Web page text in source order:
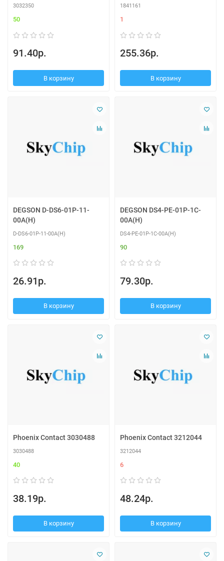
3032350
50
91.40р.
В корзину
1841161
1
255.36р.
В корзину
DEGSON D-DS6-01P-11-
00A(H)
D-DS6-01P-11-00A(H)
169
26.91р.
В корзину
DEGSON DS4-PE-01P-1C-
00A(H)
DS4-PE-01P-1C-00A(H)
90
79.30р.
В корзину
Phoenix Contact 3030488
3030488
40
38.19р.
В корзину
Phoenix Contact 3212044
3212044
6
48.24р.
В корзину